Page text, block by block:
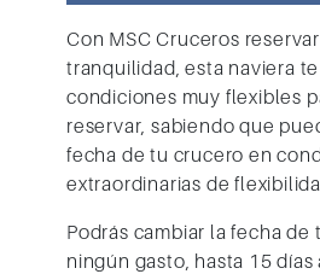
Con MSC Cruceros
tranquilidad, esta naviera
condiciones muy flexibles
reservar, sabiendo que
fecha de tu crucero en
extraordinarias de
Podrás cambiar la fecha de
ningún gasto, hasta 15